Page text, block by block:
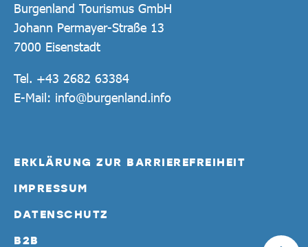
Burgenland Tourismus GmbH
Johann Permayer-Straße 13
7000 Eisenstadt
Tel. +43 2682 63384
E-Mail: info@burgenland.info
ERKLÄRUNG ZUR BARRIEREFREIHEIT
IMPRESSUM
DATENSCHUTZ
B2B